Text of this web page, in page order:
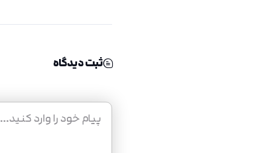
ثبت دیدگاه